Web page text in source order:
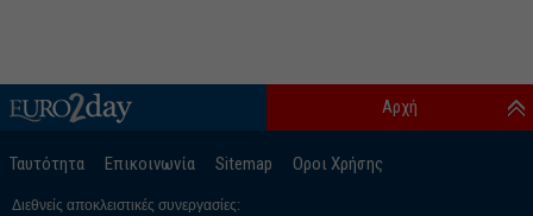
Ταυτότητα Επικοινωνία Sitemap Οροι Χρήσης
Αρχή
Διεθνείς αποκλειστικές συνεργασίες: